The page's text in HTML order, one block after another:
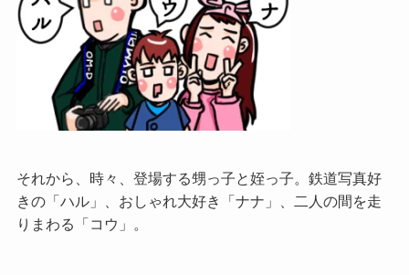
それから、時々、登場する甥っ子と姪っ子。鉄道写真好
きの「ハル」、おしゃれ大好き「ナナ」、二人の間を走
りまわる「コウ」。